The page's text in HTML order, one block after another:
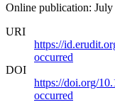
Online publication: July
URI
https://
occurred
DOI
https://doi.org/
occurred